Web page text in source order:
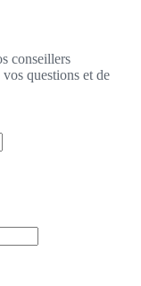
conseillers
questions et de